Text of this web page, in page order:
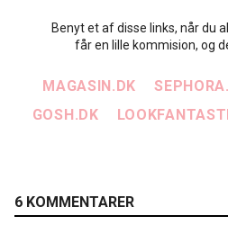
Benyt et af disse links, når du
får en lille kommision, og
MAGASIN.DK
GOSH.DK
6 KOMMENTARER